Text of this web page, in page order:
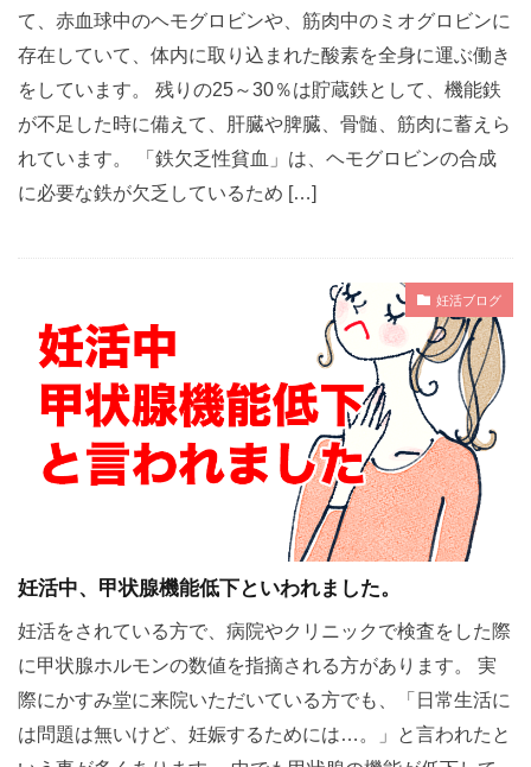
て、赤血球中のヘモグロビンや、筋肉中のミオグロビンに
存在していて、体内に取り込まれた酸素を全身に運ぶ働き
をしています。 残りの25～30％は貯蔵鉄として、機能鉄
が不足した時に備えて、肝臓や脾臓、骨髄、筋肉に蓄えら
れています。 「鉄欠乏性貧血」は、ヘモグロビンの合成
に必要な鉄が欠乏しているため […]
妊活ブログ
妊活中、甲状腺機能低下といわれました。
妊活をされている方で、病院やクリニックで検査をした際
に甲状腺ホルモンの数値を指摘される方があります。 実
際にかすみ堂に来院いただいている方でも、「日常生活に
は問題は無いけど、妊娠するためには…。」と言われたと